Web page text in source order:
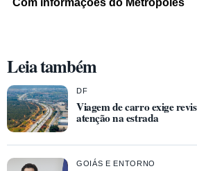
Leia também
DF
Viagem de carro exige
atenção na estrada
GOIÁS E ENTORNO